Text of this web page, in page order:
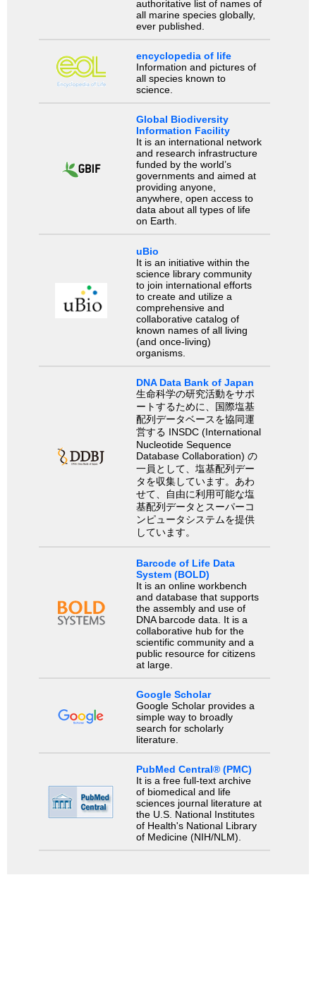
authoritative list of names of
all marine species globally,
ever published.
encyclopedia of life
Information and pictures of
all species known to
science.
Global Biodiversity
Information Facility
It is an international network
and research infrastructure
funded by the world’s
governments and aimed at
providing anyone,
anywhere, open access to
data about all types of life
on Earth.
uBio
It is an initiative within the
science library community
to join international efforts
to create and utilize a
comprehensive and
collaborative catalog of
known names of all living
(and once-living)
organisms.
DNA Data Bank of Japan
生命科学の研究活動をサポ
ートするために、国際塩基
配列データベースを協同運
営する INSDC (International
Nucleotide Sequence
Database Collaboration) の
一員として、塩基配列デー
タを収集しています。あわ
せて、自由に利用可能な塩
基配列データとスーパーコ
ンピュータシステムを提供
しています。
Barcode of Life Data
System (BOLD)
It is an online workbench
and database that supports
the assembly and use of
DNA barcode data. It is a
collaborative hub for the
scientific community and a
public resource for citizens
at large.
Google Scholar
Google Scholar provides a
simple way to broadly
search for scholarly
literature.
PubMed Central® (PMC)
It is a free full-text archive
of biomedical and life
sciences journal literature at
the U.S. National Institutes
of Health's National Library
of Medicine (NIH/NLM).